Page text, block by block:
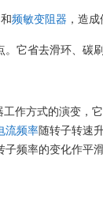
和频敏变阻器 ，造
它省去滑环、碳
作方式的演变，
流频率随转子转速
频率的变化作平